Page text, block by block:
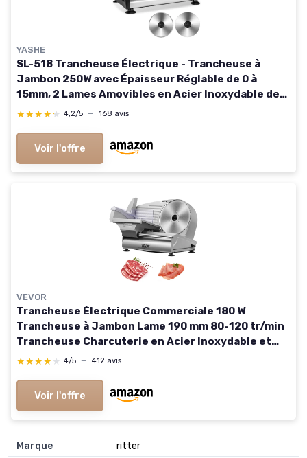
YASHE
SL-518 Trancheuse Électrique - Trancheuse à
Jambon 250W avec Épaisseur Réglable de 0 à
15mm, 2 Lames Amovibles en Acier Inoxydable de
19cm, Verrou de Sécurité et Pieds à Ventouse
★★★★★
★★★★★ 4,2/5 — 168 avis
Voir l'offre
VEVOR
Trancheuse Électrique Commerciale 180 W
Trancheuse à Jambon Lame 190 mm 80-120 tr/min
Trancheuse Charcuterie en Acier Inoxydable et
Alu pour Couper en Tranches Viande Fromage
★★★★★
★★★★★ 4/5 — 412 avis
Voir l'offre
Marque ‎ritter